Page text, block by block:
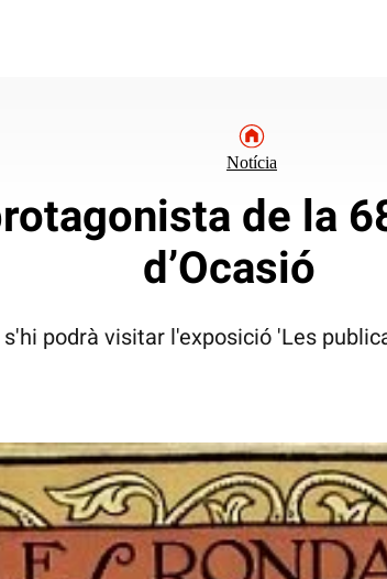
Notícia
de la
d’Ocasió
podrà visitar l'exposició 'Les